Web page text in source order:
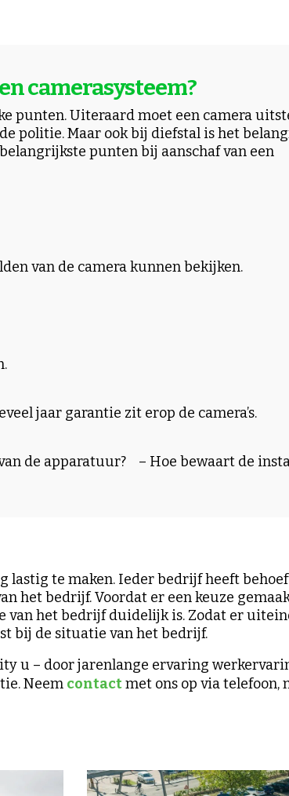
camerasysteem?
punten. Uiteraard moet een camera
politie. Maar ook bij diefstal is het
punten bij aanschaf van een
van de camera kunnen bekijken.
jaar garantie zit erop de camera’s.
de apparatuur?
– Hoe bewaart de
lastig te maken. Ieder bedrijf heeft
het bedrijf. Voordat er een keuze
van het bedrijf duidelijk is. Zodat er
bij de situatie van het bedrijf.
u – door jarenlange ervaring
Neem contactmet ons op via telefoon,